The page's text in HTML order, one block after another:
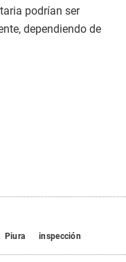
podrían ser
dependiendo de
Piura inspección